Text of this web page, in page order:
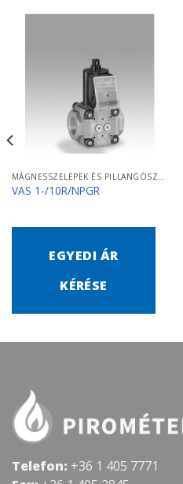
VAS 1-/10R/NPGR
EGYEDI ÁR
KÉRÉSE
Telefon: +36 1 405 7771